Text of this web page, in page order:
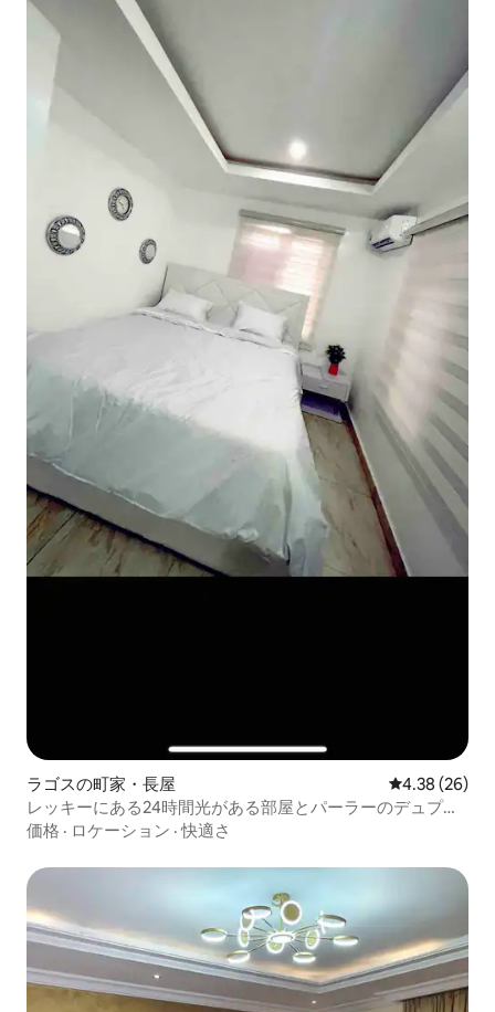
ラゴスの町家・長屋 レビュー26
4.38 (26)
レッキーにある24時間光がある部屋とパーラーのデュプレ
ックス
価格 · ロケーション ·快適さ